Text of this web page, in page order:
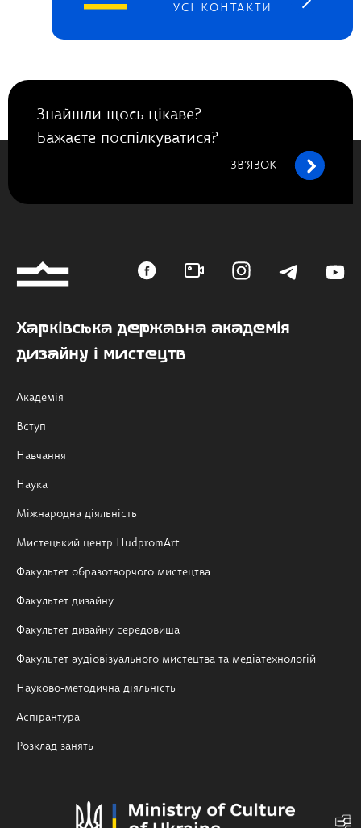
УСІ КОНТАКТИ
Знайшли щось цікаве?
Бажаєте поспілкуватися?
ЗВ’ЯЗОК
Харківська державна академія
дизайну і мистецтв
Академія
Вступ
Навчання
Наука
Міжнародна діяльність
Мистецький центр HudpromArt
Факультет образотворчого мистецтва
Факультет дизайну
Факультет дизайну середовища
Факультет аудіовізуального мистецтва та медіатехнологій
Науково-методична діяльність
Аспірантура
Розклад занять